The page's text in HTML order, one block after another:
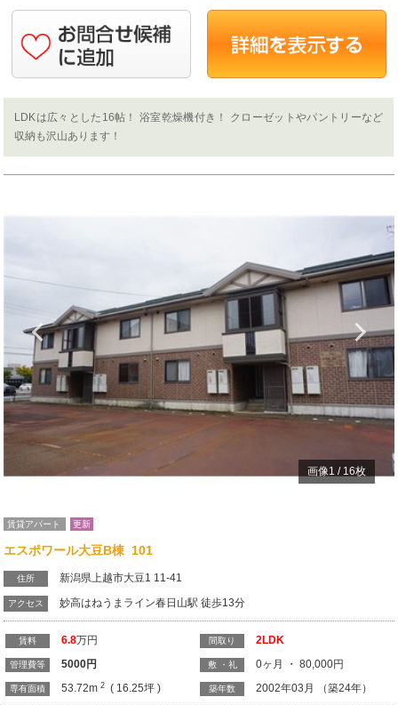
LDKは広々とした16帖！ 浴室乾燥機付き！ クローゼットやパントリーなど
収納も沢山あります！
Previous
画像1 / 16枚
賃貸アパート 更新
エスポワール大豆B棟 101
住所 新潟県上越市大豆1 11-41
アクセス 妙高はねうまライン春日山駅 徒歩13分
賃料 6.8万円
管理費等 5000円
専有面積 53.72m 2( 16.25坪 )
間取り 2LDK
敷 ・礼 0ヶ月 ・ 80,000円
築年数 2002年03月 （築24年）